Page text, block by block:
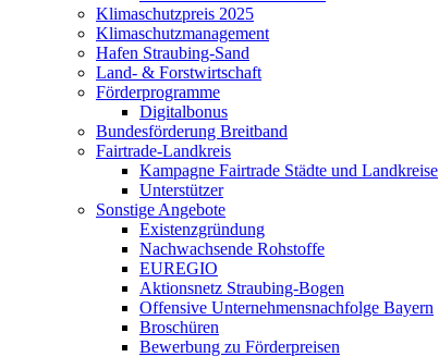
Klimaschutzpreis 2025
Klimaschutzmanagement
Hafen Straubing-Sand
Land- & Forstwirtschaft
Förderprogramme
Digitalbonus
Bundesförderung Breitband
Fairtrade-Landkreis
Kampagne Fairtrade Städte und Landkreise
Unterstützer
Sonstige Angebote
Existenzgründung
Nachwachsende Rohstoffe
EUREGIO
Aktionsnetz Straubing-Bogen
Offensive Unternehmensnachfolge Bayern
Broschüren
Bewerbung zu Förderpreisen